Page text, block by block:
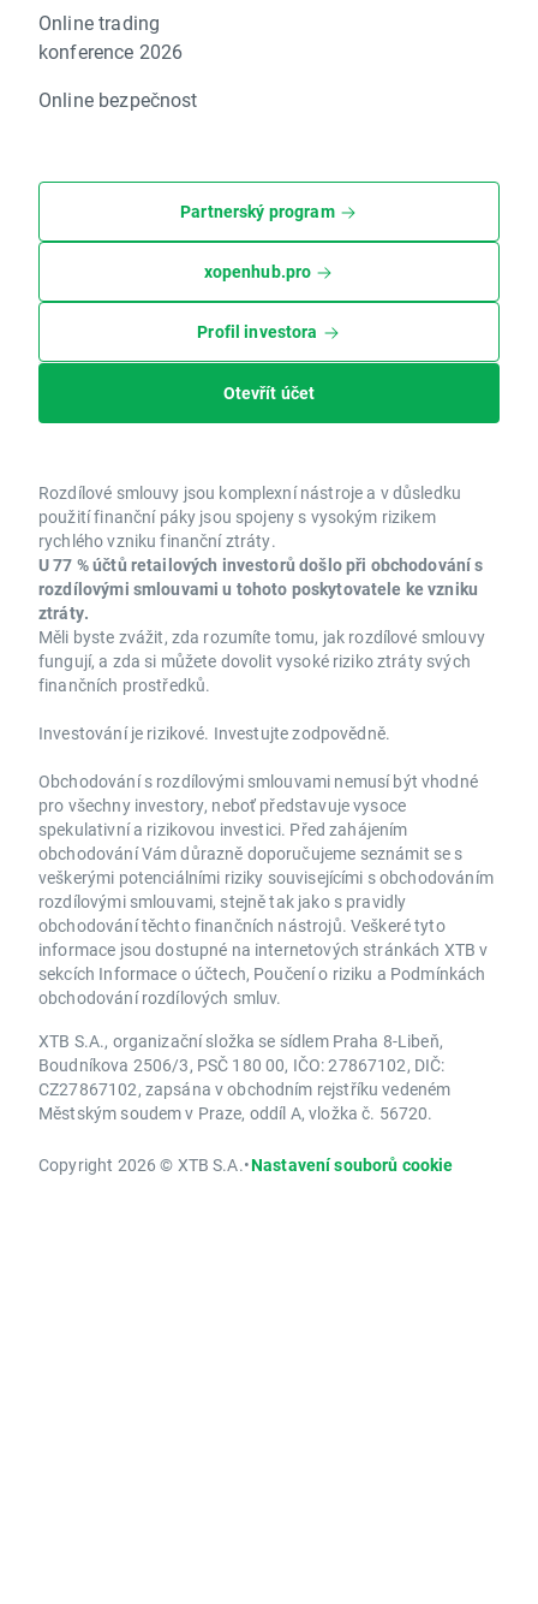
Online trading
konference 2026
Online bezpečnost
Partnerský program
xopenhub.pro
Profil investora
Otevřít účet
Rozdílové smlouvy jsou komplexní nástroje a v důsledku
použití finanční páky jsou spojeny s vysokým rizikem
rychlého vzniku finanční ztráty.
U 77 % účtů retailových investorů došlo při obchodování s
rozdílovými smlouvami u tohoto poskytovatele ke vzniku
ztráty.
Měli byste zvážit, zda rozumíte tomu, jak rozdílové smlouvy
fungují, a zda si můžete dovolit vysoké riziko ztráty svých
finančních prostředků.
Investování je rizikové. Investujte zodpovědně.
Obchodování s rozdílovými smlouvami nemusí být vhodné
pro všechny investory, neboť představuje vysoce
spekulativní a rizikovou investici. Před zahájením
obchodování Vám důrazně doporučujeme seznámit se s
veškerými potenciálními riziky souvisejícími s obchodováním
rozdílovými smlouvami, stejně tak jako s pravidly
obchodování těchto finančních nástrojů. Veškeré tyto
informace jsou dostupné na internetových stránkách XTB v
sekcích Informace o účtech, Poučení o riziku a Podmínkách
obchodování rozdílových smluv.
XTB S.A., organizační složka se sídlem Praha 8-Libeň,
Boudníkova 2506/3, PSČ 180 00, IČO: 27867102, DIČ:
CZ27867102, zapsána v obchodním rejstříku vedeném
Městským soudem v Praze, oddíl A, vložka č. 56720.
Copyright 2026 © XTB S.A.•Nastavení souborů cookie